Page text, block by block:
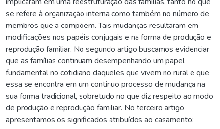
se refere à organização interna como também no número de
membros que a compõem. Tais mudanças resultaram em
modificações nos papéis conjugais e na forma de produção e
reprodução familiar. No segundo artigo buscamos evidenciar
que as famílias continuam desempenhando um papel
fundamental no cotidiano daqueles que vivem no rural e que
essa se encontra em um continuo processo de mudança na
sua forma tradicional, sobretudo no que diz respeito ao modo
de produção e reprodução familiar. No terceiro artigo
apresentamos os significados atribuídos ao casamento: